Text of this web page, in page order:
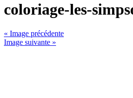
coloriage-les-
« Image précédente
Image suivante »